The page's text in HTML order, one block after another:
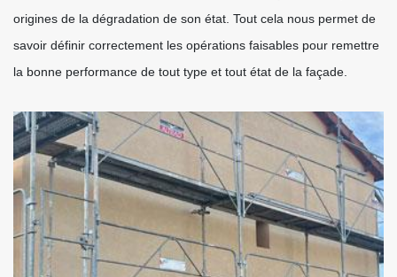
origines de la dégradation de son état. Tout cela nous permet de
savoir définir correctement les opérations faisables pour remettre
la bonne performance de tout type et tout état de la façade.